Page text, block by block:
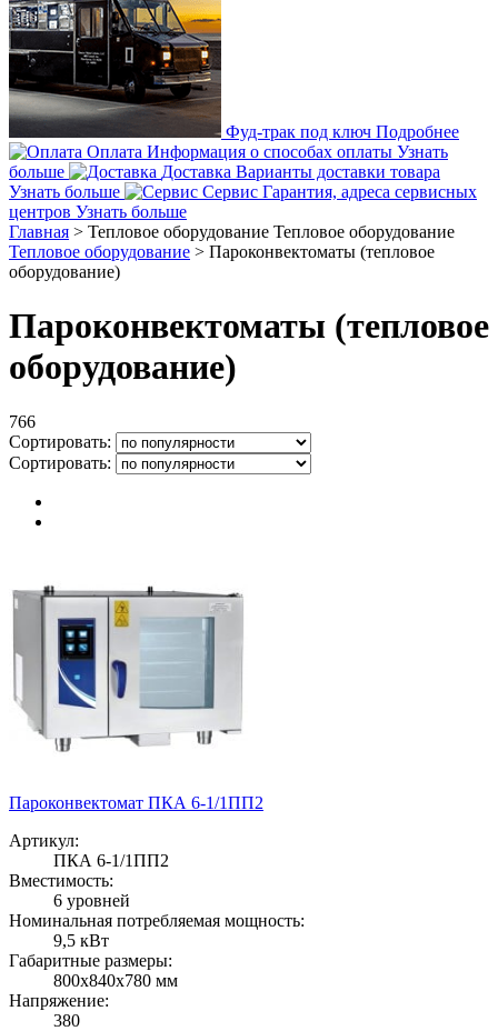
Фуд-трак под ключ Подробнее
Оплата Информация о способах оплаты Узнать
больше
Доставка Варианты доставки товара
Узнать больше
Сервис Гарантия, адреса сервисных
центров Узнать больше
Главная > Тепловое оборудование Тепловое оборудование
Тепловое оборудование > Пароконвектоматы (тепловое
оборудование)
Пароконвектоматы (тепловое
оборудование)
766
Сортировать:
Сортировать:
Пароконвектомат ПКА 6-1/1ПП2
Артикул:
ПКА 6-1/1ПП2
Вместимость:
6 уровней
Номинальная потребляемая мощность:
9,5 кВт
Габаритные размеры:
800х840х780 мм
Напряжение:
380